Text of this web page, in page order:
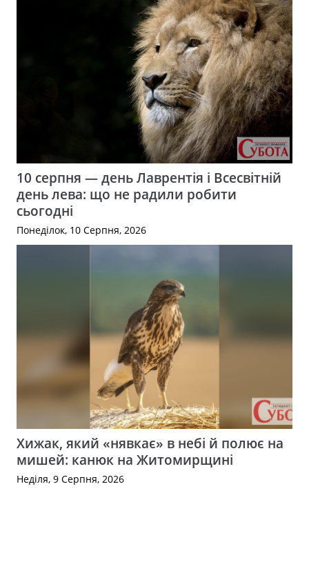
10 серпня — день Лаврентія і Всесвітній
день лева: що не радили робити
сьогодні
Понеділок, 10 Серпня, 2026
Хижак, який «нявкає» в небі й полює на
мишей: канюк на Житомирщині
Неділя, 9 Серпня, 2026